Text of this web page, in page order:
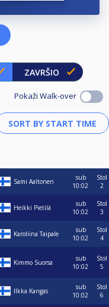
ZAVRŠIO
Pokaži Walk-over
Sami Aaltonen
sub
10:02
Stol
2
Heikki Pietilä
sub
10:02
Stol
3
Karoliina Taipale
sub
10:02
Stol
4
Kimmo Suorsa
sub
10:02
Stol
5
Ilkka Kangas
sub
10:02
Stol
6